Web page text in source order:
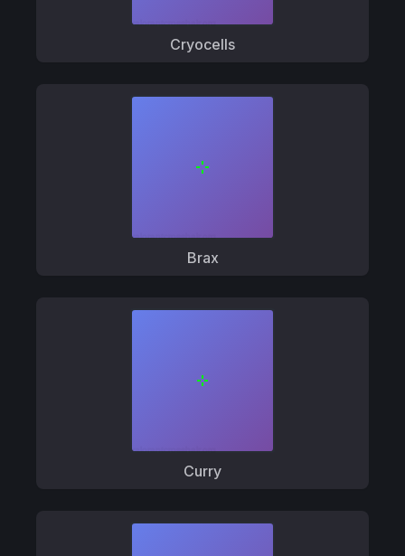
Cryocells
Brax
Curry